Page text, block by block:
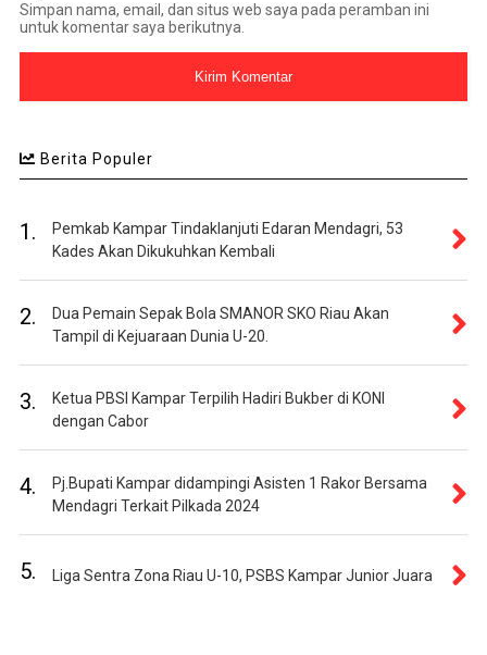
Simpan nama, email, dan situs web saya pada peramban ini
untuk komentar saya berikutnya.
Berita Populer
1.
Pemkab Kampar Tindaklanjuti Edaran Mendagri, 53
Kades Akan Dikukuhkan Kembali
2.
Dua Pemain Sepak Bola SMANOR SKO Riau Akan
Tampil di Kejuaraan Dunia U-20.
3.
Ketua PBSI Kampar Terpilih Hadiri Bukber di KONI
dengan Cabor
4.
Pj.Bupati Kampar didampingi Asisten 1 Rakor Bersama
Mendagri Terkait Pilkada 2024
5. Liga Sentra Zona Riau U-10, PSBS Kampar Junior Juara